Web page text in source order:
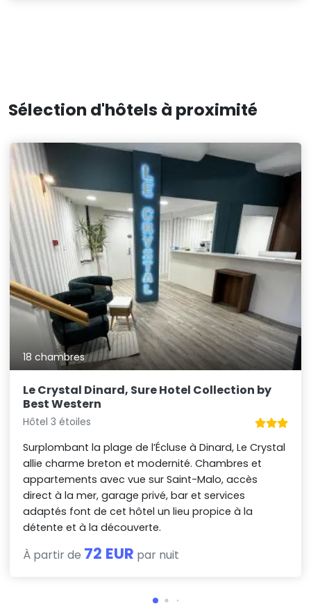
Sélection d'hôtels à proximité
18 chambres
Le Crystal Dinard, Sure Hotel Collection by
Best Western
Hôtel 3 étoiles
Surplombant la plage de l’Écluse à Dinard, Le Crystal
allie charme breton et modernité. Chambres et
appartements avec vue sur Saint-Malo, accès
direct à la mer, garage privé, bar et services
adaptés font de cet hôtel un lieu propice à la
détente et à la découverte.
À partir de 72 EUR par nuit